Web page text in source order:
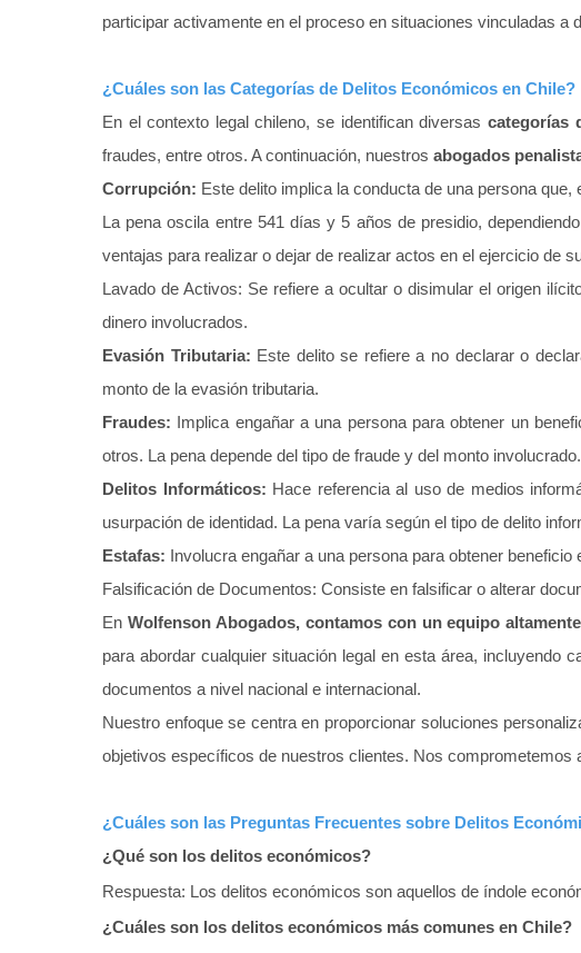
participar activamente en el proceso en situaciones vinculadas a
¿Cuáles son las Categorías de Delitos Económicos en Chile?
En el contexto legal chileno, se identifican diversas categorías
fraudes, entre otros. A continuación, nuestros abogados
Corrupción: Este delito implica la conducta de una persona
La pena oscila entre 541 días y 5 años de presidio,
ventajas para realizar o dejar de realizar actos en el ejercicio de
Lavado de Activos: Se refiere a ocultar o disimular el origen
dinero involucrados.
Evasión Tributaria: Este delito se refiere a no declarar o
monto de la evasión tributaria.
Fraudes: Implica engañar a una persona para obtener un
otros. La pena depende del tipo de fraude y del monto involucrado.
Delitos Informáticos: Hace referencia al uso de medios
usurpación de identidad. La pena varía según el tipo de delito
Estafas: Involucra engañar a una persona para obtener
Falsificación de Documentos: Consiste en falsificar o alterar
En Wolfenson Abogados, contamos con un equipo
para abordar cualquier situación legal en esta área, incluyendo
documentos a nivel nacional e internacional.
Nuestro enfoque se centra en proporcionar soluciones
objetivos específicos de nuestros clientes. Nos
¿Cuáles son las Preguntas Frecuentes sobre Delitos
¿Qué son los delitos económicos?
Respuesta: Los delitos económicos son aquellos de índole
¿Cuáles son los delitos económicos más comunes en Chile?